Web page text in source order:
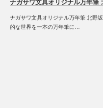
ナガサワ文具オリジナル万年筆
ナガサワ文具オリジナル万年筆 北野
的な世界を一本の万年筆に…